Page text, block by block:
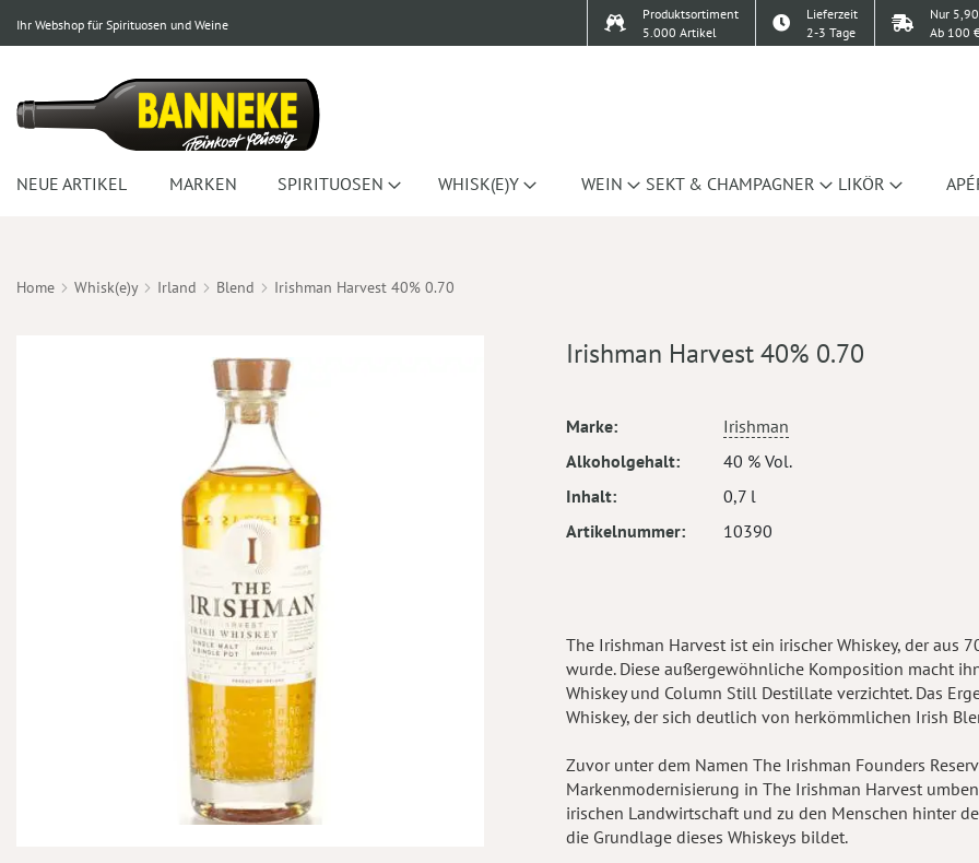
Ihr Webshop für Spirituosen und Weine
Produktsortiment
5.000 Artikel
Lieferzeit
2-3 Tage
Nur
Ab 100
NEUE ARTIKEL MARKEN SPIRITUOSEN WHISK(E)Y WEIN SEKT & CHAMPAGNER LIKÖR
Home Whisk(e)y Irland Blend Irishman Harvest 40% 0.70
Irishman Harvest 40% 0.70
Mehr
Marke
Irishman
Alkoholgehalt
40 % Vol.
Inhalt
0,7 l
Artikelnummer
10390
The Irishman Harvest ist ein irischer Whiskey, der aus
wurde. Diese außergewöhnliche Komposition macht
Whiskey und Column Still Destillate verzichtet. Das
Whiskey, der sich deutlich von herkömmlichen Irish
Zuvor unter dem Namen The Irishman Founders
Markenmodernisierung in The Irishman Harvest
irischen Landwirtschaft und zu den Menschen hinter
die Grundlage dieses Whiskeys bildet.